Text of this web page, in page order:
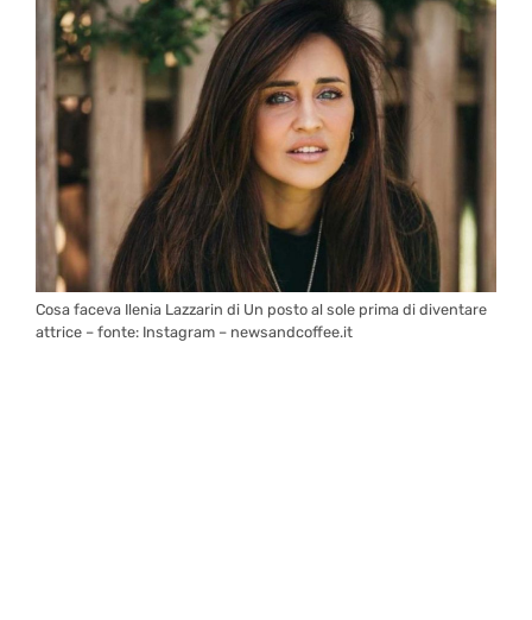
Cosa faceva Ilenia Lazzarin di Un posto al sole prima di diventare
attrice – fonte: Instagram – newsandcoffee.it